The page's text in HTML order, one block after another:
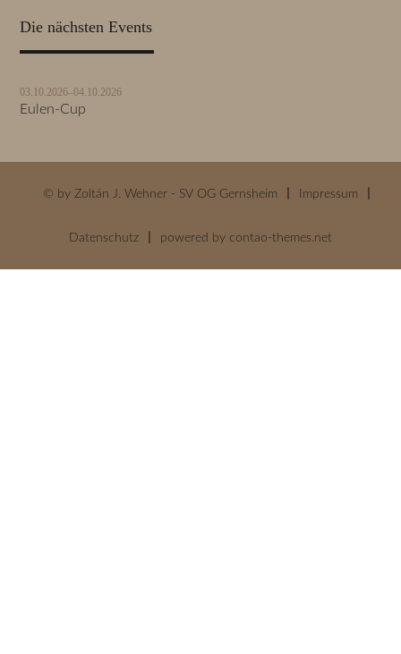
Die nächsten Events
03.10.2026–04.10.2026
Eulen-Cup
© by Zoltán J. Wehner - SV OG Gernsheim Impressum
Datenschutz powered by contao-themes.net